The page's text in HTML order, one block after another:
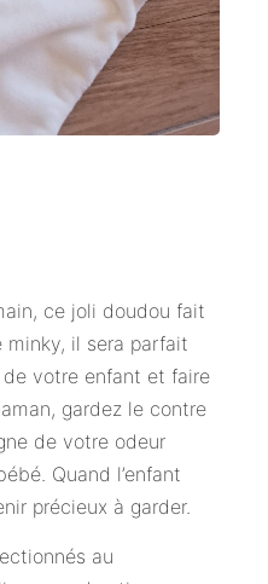
ce joli doudou fait
il sera parfait
votre enfant et faire
gardez le contre
de votre odeur
Quand l’enfant
précieux à garder.
au